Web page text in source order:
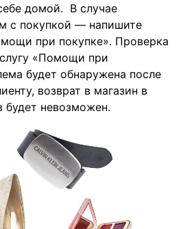
домой. В случае
с покупкой — напишите
при покупке». Проверка
«Помощи при
будет обнаружена после
возврат в магазин в
будет невозможен.